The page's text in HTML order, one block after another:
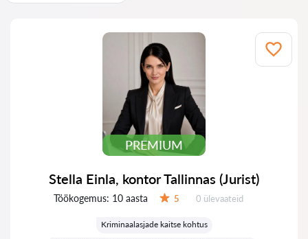
PREMIUM
Stella Einla, kontor Tallinnas (Jurist)
Töökogemus: 10 aasta 5 Ülevaateid:
0 ülevaateid
Kriminaalasjade kaitse kohtus